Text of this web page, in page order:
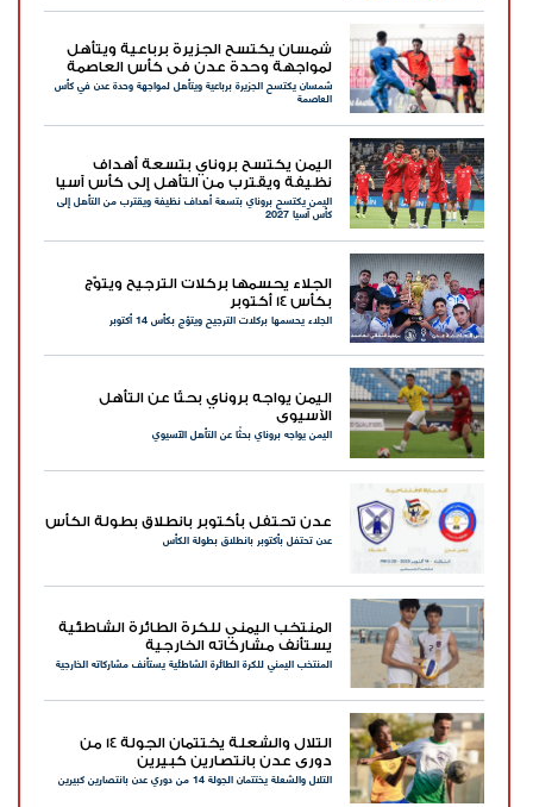
شمسان يكتسح الجزيرة برباعية ويتأهل
لمواجهة وحدة عدن في كأس العاصمة
شمسان يكتسح الجزيرة برباعية ويتأهل لمواجهة وحدة عدن في كأس
العاصمة
اليمن يكتسح بروناي بتسعة أهداف
نظيفة ويقترب من التأهل إلى كأس آسيا
2027
اليمن يكتسح بروناي بتسعة أهداف نظيفة ويقترب من التأهل إلى
كأس آسيا 2027
الجلاء يحسمها بركلات الترجيح ويتوّج
بكأس 14 أكتوبر
الجلاء يحسمها بركلات الترجيح ويتوّج بكأس 14 أكتوبر
اليمن يواجه بروناي بحثًا عن التأهل
الآسيوي
اليمن يواجه بروناي بحثًا عن التأهل الآسيوي
عدن تحتفل بأكتوبر بانطلاق بطولة الكأس
عدن تحتفل بأكتوبر بانطلاق بطولة الكأس
المنتخب اليمني للكرة الطائرة الشاطئية
يستأنف مشاركاته الخارجية
المنتخب اليمني للكرة الطائرة الشاطئية يستأنف مشاركاته الخارجية
التلال والشعلة يختتمان الجولة 14 من
دوري عدن بانتصارين كبيرين
التلال والشعلة يختتمان الجولة 14 من دوري عدن بانتصارين كبيرين